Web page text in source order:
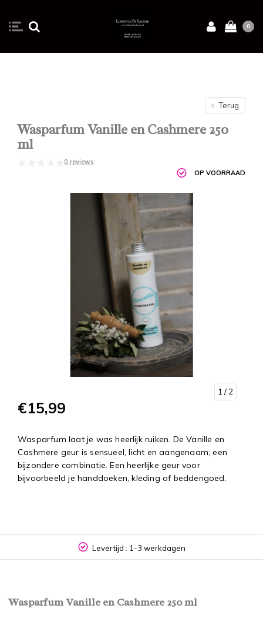
0
Terug
Wasparfum Vanille en Cashmere 250
ml
0 reviews
OP VOORRAAD
1 / 2
€15,99
Wasparfum laat je was heerlijk ruiken. De Vanille en
Cashmere geur is sensueel, licht en aangenaam; een
bijzondere combinatie. Een heerlijke geur voor
bijvoorbeeld je handdoeken, kleding of beddengoed.
Levertijd : 1-3 werkdagen
Wasparfum Vanille en Cashmere 250 ml